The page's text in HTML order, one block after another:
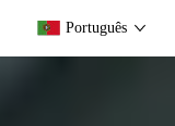
Português